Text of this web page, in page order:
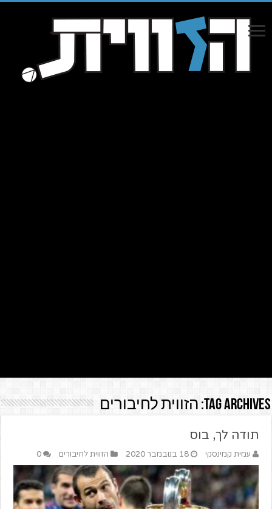
Tag Archives: הזווית לחיבורים
תודה לך, בוס
עמית קמינסקי 18 בנובמבר 2020 הזווית לחיבורים 0